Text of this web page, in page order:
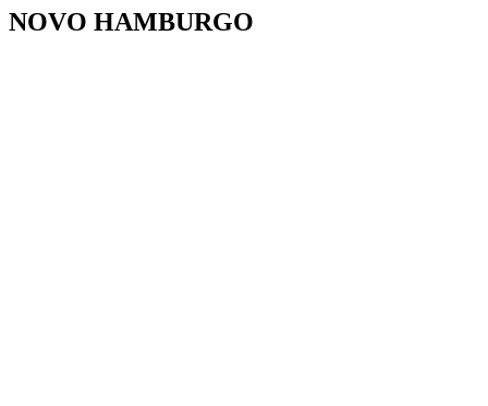
NOVO HAMBURGO